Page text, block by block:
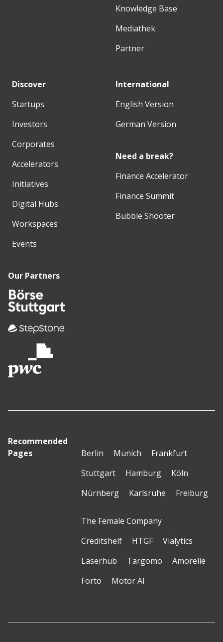
Knowledge Base
Mediathek
Partner
Discover
Startups
Investors
Corporates
Accelerators
Initiatives
Digital Hubs
Workspaces
Events
International
English Version
German Version
Need a break?
Finance Accelerator
Finance Summit
Bubble Shooter
Our Partners
Recommended
Pages
Berlin Munich
Frankfurt
Stuttgart
Hamburg
Köln
Nürnberg
Karlsruhe Freiburg
The Female Company
Creditshelf
HTGF
Vialytics
Laserhub
Targomo
Amorelie
Forto
Motor AI